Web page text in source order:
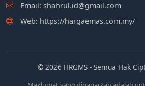
Email: shahrul.id@gmail.com
Web: https://hargaemas.com.my/
© 2026 HRGMS - Semua Hak